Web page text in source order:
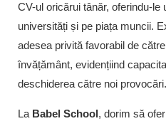
CV-ul oricărui tânăr, oferindu-le
universități și pe piața muncii.
adesea privită favorabil de
învățământ, evidențiind
deschiderea către noi provocări.
La Babel School, dorim să